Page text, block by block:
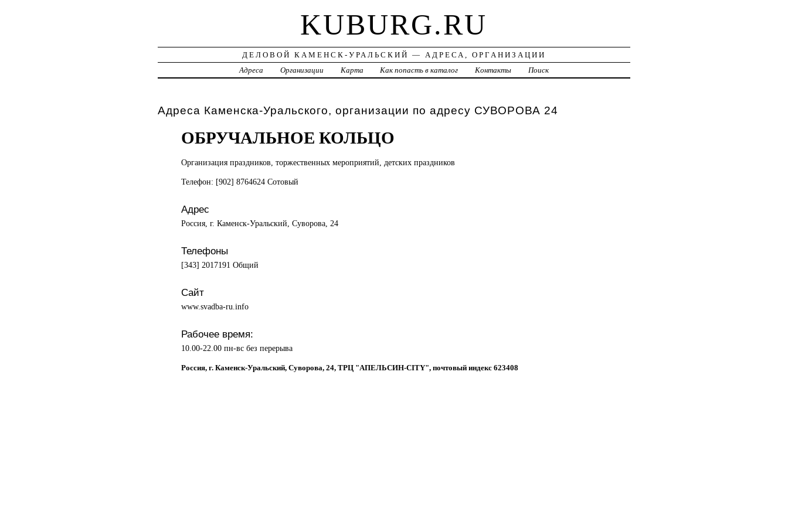
KUBURG.RU
ДЕЛОВОЙ КАМЕНСК-УРАЛЬСКИЙ — АДРЕСА, ОРГАНИЗАЦИИ
Адреса
Организации Карта Как попасть в каталог Контакты Поиск
Адреса Каменска-Уральского, организации по адресу СУВОРОВА 24
ОБРУЧАЛЬНОЕ КОЛЬЦО
Организация праздников, торжественных мероприятий, детских праздников
Телефон: [902] 8764624 Сотовый
Адрес
Россия, г. Каменск-Уральский, Суворова, 24
Телефоны
[343] 2017191 Общий
Сайт
www.svadba-ru.info
Рабочее время:
10.00-22.00 пн-вс без перерыва
Россия, г. Каменск-Уральский, Суворова, 24, ТРЦ "АПЕЛЬСИН-CITY", почтовый индекс 623408